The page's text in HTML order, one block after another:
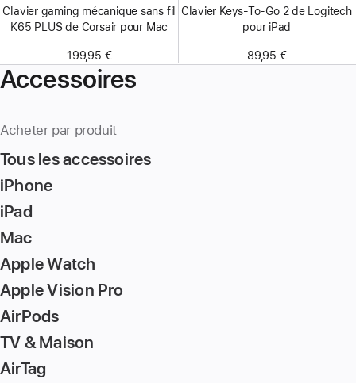
Clavier gaming mécanique sans fil
K65 PLUS de Corsair pour Mac
199,95 €
Clavier Keys-To-Go 2 de Logitech
pour iPad
89,95 €
Accessoires
Acheter par produit
Tous les accessoires
iPhone
iPad
Mac
Apple Watch
Apple Vision Pro
AirPods
TV & Maison
AirTag